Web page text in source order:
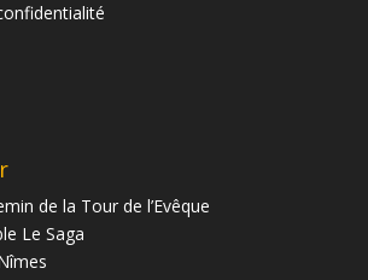
de la Tour de l’Evêque
Le Saga